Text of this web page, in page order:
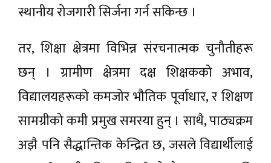
स्थानीय रोजगारी सिर्जना गर्न सकिन्छ ।
तर, शिक्षा क्षेत्रमा विभिन्न संरचनात्मक चुनौतीहरू
छन् । ग्रामीण क्षेत्रमा दक्ष शिक्षकको अभाव,
विद्यालयहरूको कमजोर भौतिक पूर्वाधार, र शिक्षण
सामग्रीको कमी प्रमुख समस्या हुन् । साथै, पाठ्यक्रम
अझै पनि सैद्धान्तिक केन्द्रित छ, जसले विद्यार्थीलाई